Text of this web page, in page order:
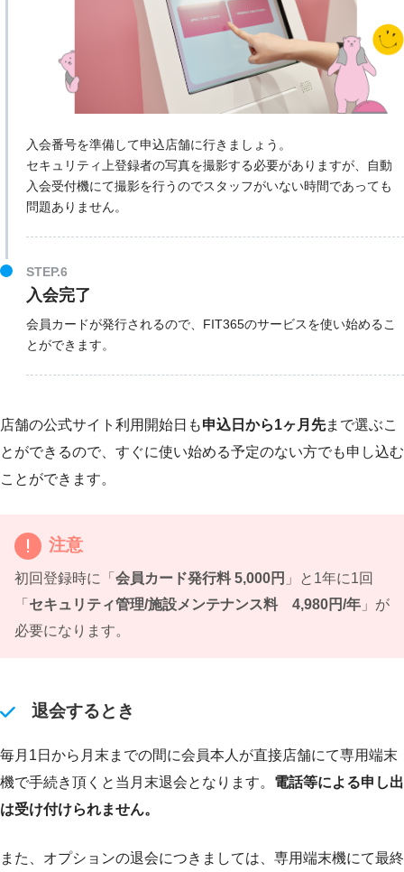
入会番号を準備して申込店舗に行きましょう。
セキュリティ上登録者の写真を撮影する必要がありますが、自動
入会受付機にて撮影を行うのでスタッフがいない時間であっても
問題ありません。
STEP.6
入会完了
会員カードが発行されるので、FIT365のサービスを使い始めるこ
とができます。
店舗の公式サイト利用開始日も申込日から1ヶ月先まで選ぶこ
とができるので、すぐに使い始める予定のない方でも申し込む
ことができます。
注意
初回登録時に「 会員カード発行料 5,000円 」と1年に1回
「 セキュリティ管理/施設メンテナンス料 4,980円/年 」が
必要になります。
退会するとき
毎月1日から月末までの間に会員本人が直接店舗にて専用端末
機で手続き頂くと当月末退会となります。 電話等による申し出
は受け付けられません。
また、オプションの退会につきましては、専用端末機にて最終